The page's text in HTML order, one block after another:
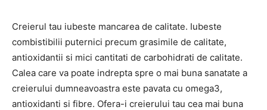
Creierul tau iubeste mancarea de calitate. Iubeste
combistibilii puternici precum grasimile de calitate,
antioxidantii si mici cantitati de carbohidrati de calitate.
Calea care va poate indrepta spre o mai buna sanatate a
creierului dumneavoastra este pavata cu omega3,
antioxidanti si fibre. Ofera-i creierului tau cea mai buna